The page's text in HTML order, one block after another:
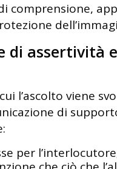
comprensione,
di assertività
l’ascolto viene
di
per